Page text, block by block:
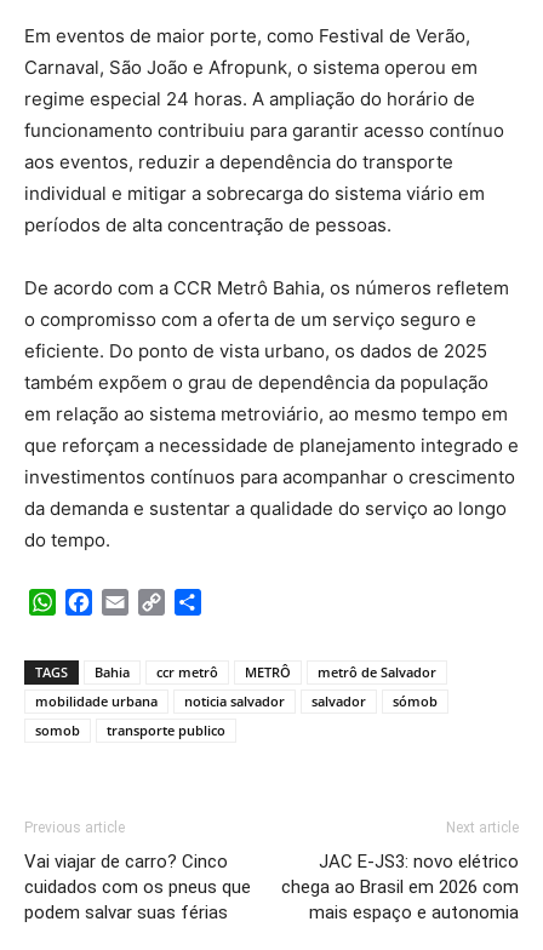
Em eventos de maior porte, como Festival de Verão,
Carnaval, São João e Afropunk, o sistema operou em
regime especial 24 horas. A ampliação do horário de
funcionamento contribuiu para garantir acesso contínuo
aos eventos, reduzir a dependência do transporte
individual e mitigar a sobrecarga do sistema viário em
períodos de alta concentração de pessoas.
De acordo com a CCR Metrô Bahia, os números refletem
o compromisso com a oferta de um serviço seguro e
eficiente. Do ponto de vista urbano, os dados de 2025
também expõem o grau de dependência da população
em relação ao sistema metroviário, ao mesmo tempo em
que reforçam a necessidade de planejamento integrado e
investimentos contínuos para acompanhar o crescimento
da demanda e sustentar a qualidade do serviço ao longo
do tempo.
WhatsApp
Facebook
Email Copy
TAGS Bahia ccr metrô METRÔ
metrô de Salvador
mobilidade urbana
noticia salvador salvador
sómob
somob
transporte publico
Previous article
Vai viajar de carro? Cinco
cuidados com os pneus que
podem salvar suas férias
Next article
JAC E-JS3: novo elétrico
chega ao Brasil em 2026 com
mais espaço e autonomia